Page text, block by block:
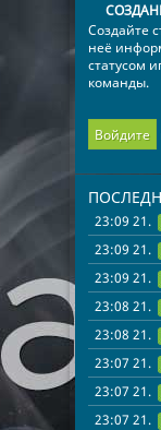
Создайте
неё
статусом
команды.
Войдите
23:09
23:09
23:09
23:08
23:08
23:07
23:07
23:07